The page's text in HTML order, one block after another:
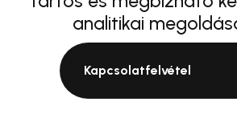
analitikai
Kapcsolatfelvétel